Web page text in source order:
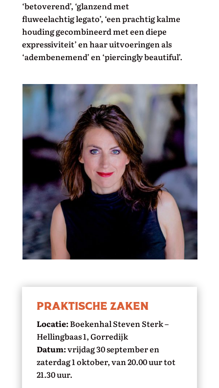
‘betoverend’, ‘glanzend met
fluweelachtig legato’, ‘een prachtig kalme
houding gecombineerd met een diepe
expressiviteit’ en haar uitvoeringen als
‘adembenemend’ en ‘piercingly beautiful’.
praktische zaken
Locatie:Boekenhal Steven Sterk –
Hellingbaas 1, Gorredijk
Datum:vrijdag 30 september en
zaterdag 1 oktober, van 20.00 uur tot
21.30 uur.